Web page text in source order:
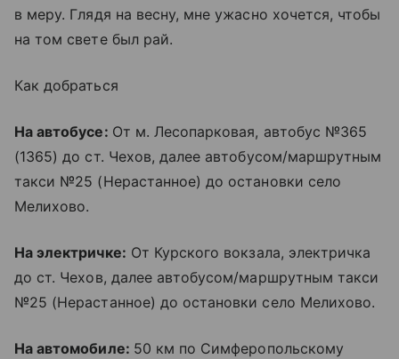
в меру. Глядя на весну, мне ужасно хочется, чтобы
на том свете был рай.
Как добраться
На автобусе: От м. Лесопарковая, автобус №365
(1365) до ст. Чехов, далее автобусом/маршрутным
такси №25 (Нерастанное) до остановки село
Мелихово.
На электричке: От Курского вокзала, электричка
до ст. Чехов, далее автобусом/маршрутным такси
№25 (Нерастанное) до остановки село Мелихово.
На автомобиле: 50 км по Симферопольскому